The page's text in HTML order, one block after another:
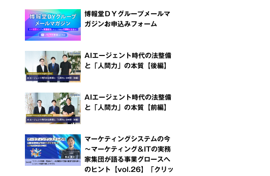
博報堂ＤＹグループメールマ
ガジンお申込みフォーム
AIエージェント時代の法整備
と「人間力」の本質【後編】
AIエージェント時代の法整備
と「人間力」の本質【前編】
マーケティングシステムの今
～マーケティング＆ITの実務
家集団が語る事業グロースへ
のヒント【vol.26】「クリッ